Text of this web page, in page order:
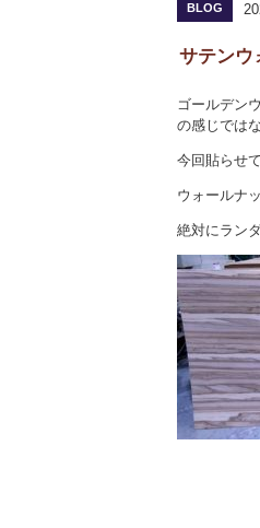
BLOG
サテンウ
ゴールデン
の感じでは
今回貼らせ
ウォールナ
絶対にラン